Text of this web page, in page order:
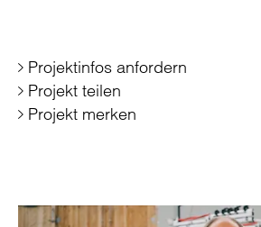
Projektinfos anfordern
Projekt teilen
Projekt merken